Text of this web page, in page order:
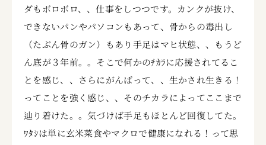
ダもボロボロ、、仕事をしつつです。カンクが抜け、
できないパンやパソコンもあって、骨からの毒出し
（たぶん骨のガン）もあり手足はマヒ状態、、もうど
ん底が３年前。。そこで何かのﾁｶﾗに応援されてるこ
とを感じ、、さらにがんばって、、生かされ生きる！
ってことを強く感じ、、そのチカラによってここまで
辿り着けた。。気づけば手足もほとんど回復してた。
ﾜﾀｼは単に玄米菜食やマクロで健康になれる！って思